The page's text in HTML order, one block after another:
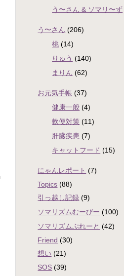
う〜さん & ソマリ〜ず
う〜さん (206)
桃 (14)
りゅう (140)
まりん (62)
お元気手帳 (37)
健康一般 (4)
軟便対策 (11)
肝臓疾患 (7)
キャットフード (15)
にゃんレポート (7)
Topics (88)
引っ越し記録 (9)
ソマリズムむーびー (100)
ソマリズムぷれーと (42)
Friend (30)
想い (21)
SOS (39)